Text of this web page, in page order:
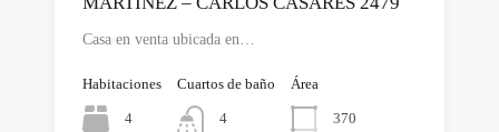
Casa en venta ubicada en…
Habitaciones
4
Cuartos de baño
4
Área
370